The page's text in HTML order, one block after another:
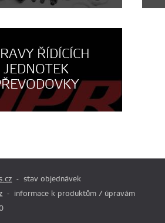
ŘÍDÍCÍCH
JEDNOTEK
stav objednávek
informace k produktům / úpravám